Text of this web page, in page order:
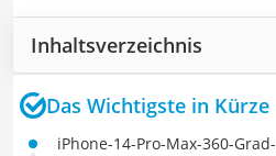
Inhaltsverzeichnis
Das Wichtigste in Kürze
iPhone-14-Pro-Max-360-